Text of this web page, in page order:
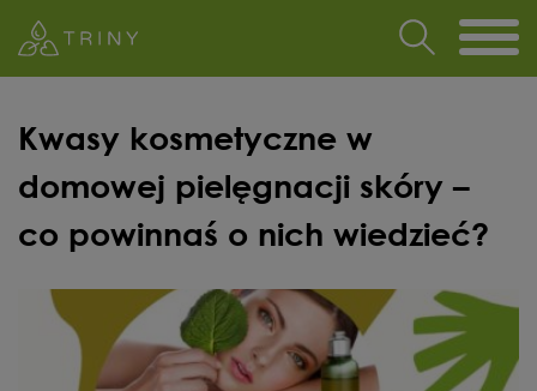
Kwasy kosmetyczne w
domowej pielęgnacji skóry –
co powinnaś o nich wiedzieć?